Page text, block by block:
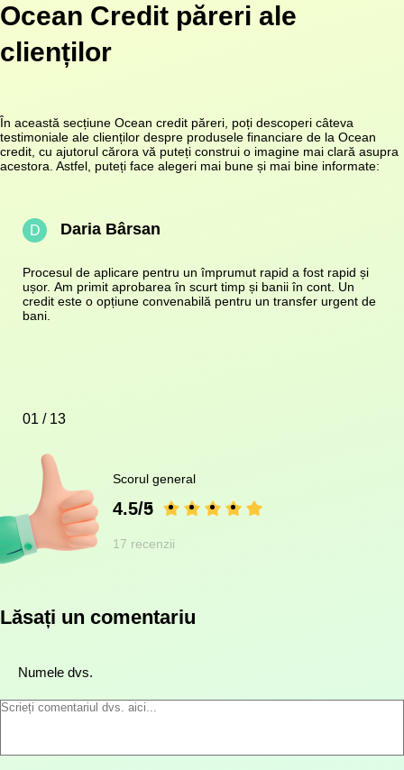
Ocean Credit păreri ale
clienților
În această secțiune Ocean credit păreri, poți descoperi câteva
testimoniale ale clienților despre produsele financiare de la Ocean
credit, cu ajutorul cărora vă puteți construi o imagine mai clară asupra
acestora. Astfel, puteți face alegeri mai bune și mai bine informate:
D Daria Bârsan
Procesul de aplicare pentru un împrumut rapid a fost rapid și
ușor. Am primit aprobarea în scurt timp și banii în cont. Un
credit este o opțiune convenabilă pentru un transfer urgent de
bani.
01 / 13
Scorul general
4.5/5
17 recenzii
Lăsați un comentariu
Numele dvs.